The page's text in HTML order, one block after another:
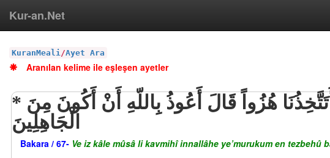
Kur-an.Net
KuranMeali/Ayet Ara
Aranılan kelime ile eşleşen ayetler
الْجَاهِلِينَ
Bakara / 67- Ve iz kâle mûsâ li kavmihî innallâhe ye’murukum en